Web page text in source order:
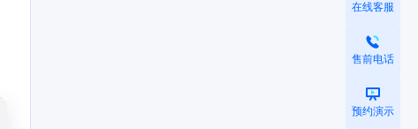
在线客服
售前电话
预约演示